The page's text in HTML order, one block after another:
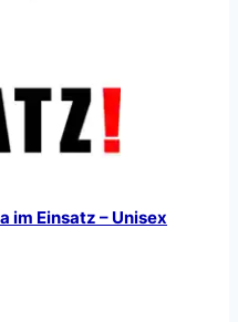
im Einsatz – Unisex